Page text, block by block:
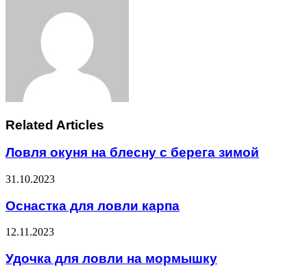
Related Articles
Ловля окуня на блесну с берега зимой
31.10.2023
Оснастка для ловли карпа
12.11.2023
Удочка для ловли на мормышку